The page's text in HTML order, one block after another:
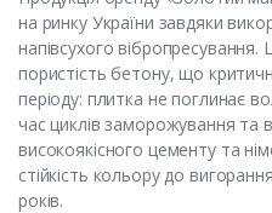
на ринку України завдяки
напівсухого вібропресування.
пористість бетону, що
періоду: плитка не поглинає
час циклів заморожування та
високоякісного цементу та
стійкість кольору до
років.